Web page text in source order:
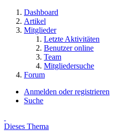
Dashboard
Artikel
Mitglieder
Letzte Aktivitäten
Benutzer online
Team
Mitgliedersuche
Forum
Anmelden oder registrieren
Suche
Dieses Thema